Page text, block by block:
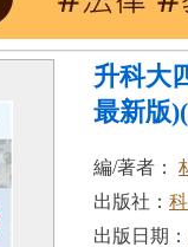
升科大
最新版
編/著者：
出版社：
出版日期：